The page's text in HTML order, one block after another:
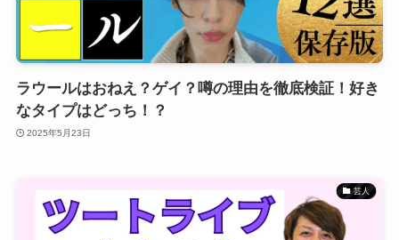
ラウールはおねえ？ゲイ？噂の理由を徹底検証！好き
なタイプはどっち！？
2025年5月23日
芸人